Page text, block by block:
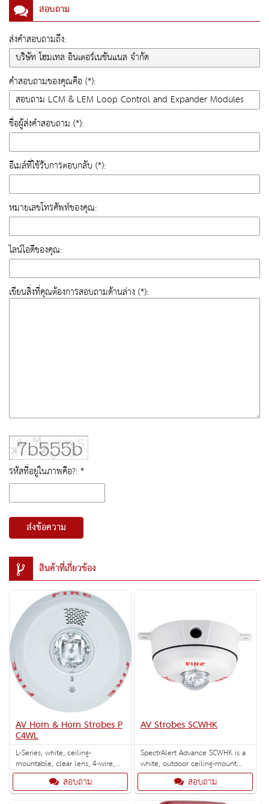
สอบถาม
ส่งคำสอบถามถึง:
คำสอบถามของคุณคือ (*):
ชื่อผู้ส่งคำสอบถาม (*):
อีเมล์ที่ใช้รับการตอบกลับ (*):
หมายเลขโทรศัพท์ของคุณ:
ไลน์ไอดีของคุณ:
เขียนสิ่งที่คุณต้องการสอบถามด้านล่าง (*):
รหัสที่อยู่ในภาพคือ?: *
ส่งข้อความ
สินค้าที่เกี่ยวข้อง
AV Horn & Horn Strobes P
C4WL
L-Series, white, ceiling-
mountable, clear lens, 4-wire,
horn strobe marked "FIRE".
Selectable strobe settings: 15,
30, 75, 95, 115, 150 and 177 cd.
สอบถาม
AV Strobes SCWHK
SpectrAlert Advance SCWHK is a
white, outdoor ceiling-mount
strobe with selectable high-
candela strobe settings of 135,
150, 177 and 185 cd.
สอบถาม